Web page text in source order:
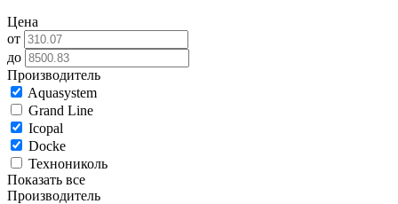
Цена
от
до
Производитель
Aquasystem
Grand Line
Icopal
Docke
Технониколь
Показать все
Производитель